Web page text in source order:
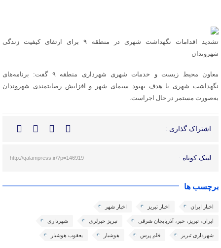
تشدید اقدامات نگهداشت شهری در منطقه ۹ برای ارتقای کیفیت زندگی
شهروندان
معاون محیط زیست و خدمات شهری شهرداری منطقه ۹ گفت: برنامه‌های
نگهداشت شهری با هدف بهبود سیمای شهر و افزایش رضایتمندی شهروندان
به‌صورت مستمر در حال اجراست.
اشتراک گذاری :
لینک کوتاه : http://qalampress.ir/?p=146919
برچسب ها
اخبار ایران اخبار تبریز اخبار شهر
ایران، تبریز، خبر، آذربایجان شرقی تبریز خبرلری شهرداری
شهرداری تبریز قلم پرس هوشیار یعقوب هوشیار